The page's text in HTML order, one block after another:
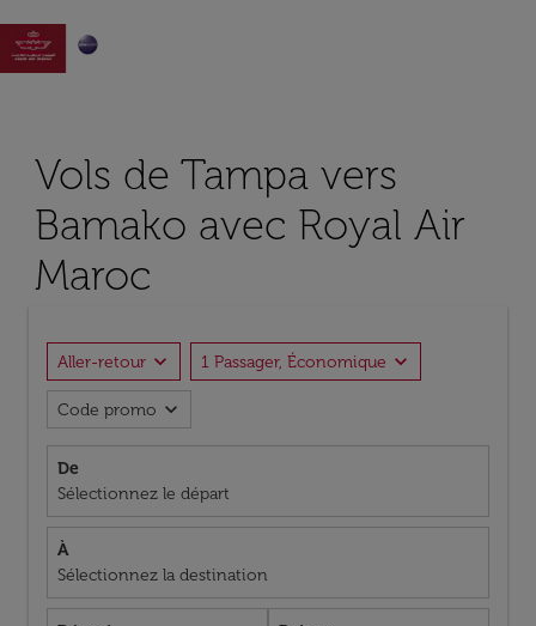

Vols de Tampa vers
Bamako avec Royal Air
Maroc
Aller-retour expand_more 1 Passager, Économique expand_more
Code promo expand_more
De
Sélectionnez le départ
À
Sélectionnez la destination